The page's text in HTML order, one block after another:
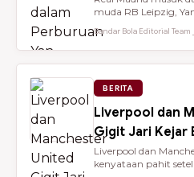
muda RB Leipzig,
Bandar Bola Editorial Team
BERITA
Liverpool dan
Gigit Jari Kejar
Liverpool dan
kenyataan pahit